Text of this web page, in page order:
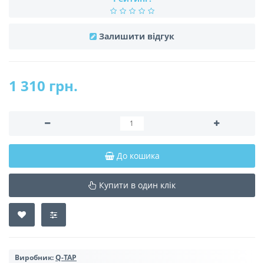
Залишити відгук
1 310 грн.
До кошика
Купити в один клік
Виробник:Q-TAP